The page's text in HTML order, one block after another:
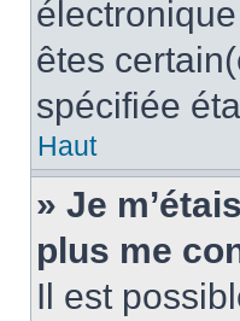
êtes
spécifiée
Haut
» Je
plus me
Il est